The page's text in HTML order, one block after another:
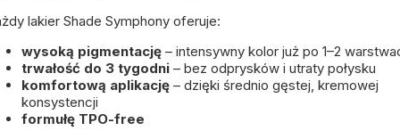
lakier Shade Symphony oferuje:
wysoką pigmentację – intensywny kolor już po 1–2
trwałość do 3 tygodni – bez odprysków i utraty połysku
komfortową aplikację – dzięki średnio gęstej, kremowej
konsystencji
formułę TPO-free